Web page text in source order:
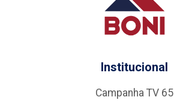
Institucional
Campanha TV 65